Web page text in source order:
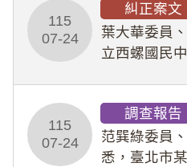
業把關與糾
告漏未審酌
115
07-24
糾正案文
葉大華委員
立西螺國民
教羽球隊學
事件處理會
115
07-24
調查報告
范巽綠委員
悉，臺北市